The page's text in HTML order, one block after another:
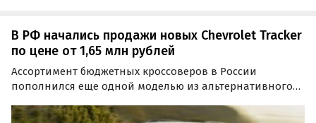
В РФ начались продажи новых Chevrolet Tracker
по цене от 1,65 млн рублей
Ассортимент бюджетных кроссоверов в России
пополнился еще одной моделью из альтернативного
доступен под заказ за 1 650 000 рублей, а еще несколько